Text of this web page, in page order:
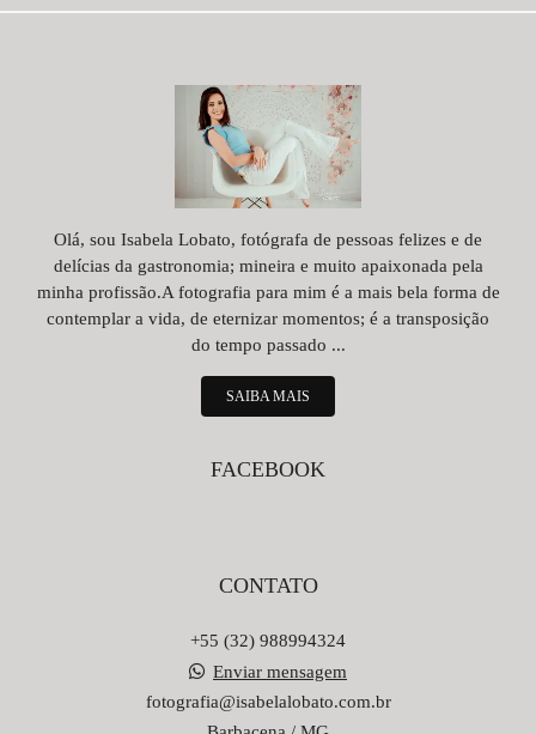
Olá, sou Isabela Lobato, fotógrafa de pessoas felizes e de
delícias da gastronomia; mineira e muito apaixonada pela
minha profissão.A fotografia para mim é a mais bela forma de
contemplar a vida, de eternizar momentos; é a transposição
do tempo passado ...
SAIBA MAIS
FACEBOOK
CONTATO
+55 (32) 988994324
Enviar mensagem
fotografia@isabelalobato.com.br